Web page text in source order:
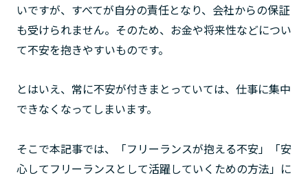
いですが、すべてが自分の責任となり、会社からの保証
も受けられません。そのため、お金や将来性などについ
て不安を抱きやすいものです。
とはいえ、常に不安が付きまとっていては、仕事に集中
できなくなってしまいます。
そこで本記事では、「フリーランスが抱える不安」「安
心してフリーランスとして活躍していくための方法」に